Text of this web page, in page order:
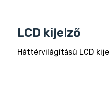
LCD kijelző
Háttérvilágítású LCD